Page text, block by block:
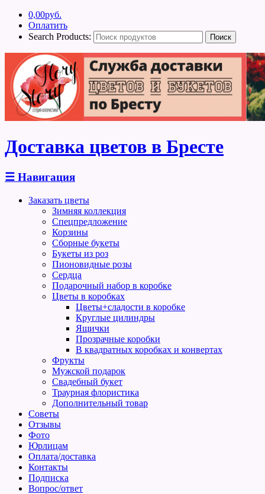
0,00руб.
Оплатить
Search Products:
Доставка цветов в Бресте
☰ Навигация
Заказать цветы
Зимняя коллекция
Спецпредложение
Корзины
Сборные букеты
Букеты из роз
Пионовидные розы
Сердца
Подарочный набор в коробке
Цветы в коробках
Цветы+сладости в коробке
Круглые цилиндры
Ящички
Прозрачные коробки
В квадратных коробках и конвертах
Фрукты
Мужской подарок
Свадебный букет
Траурная флористика
Дополнительный товар
Советы
Отзывы
Фото
Юрлицам
Оплата/доставка
Контакты
Подписка
Вопрос/ответ